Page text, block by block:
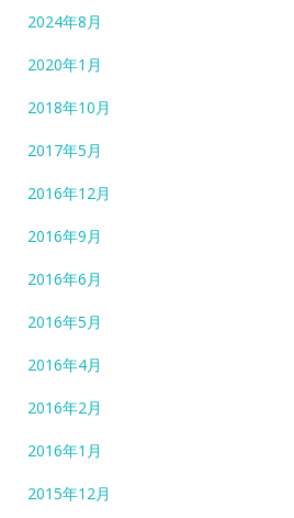
2024年8月
2020年1月
2018年10月
2017年5月
2016年12月
2016年9月
2016年6月
2016年5月
2016年4月
2016年2月
2016年1月
2015年12月